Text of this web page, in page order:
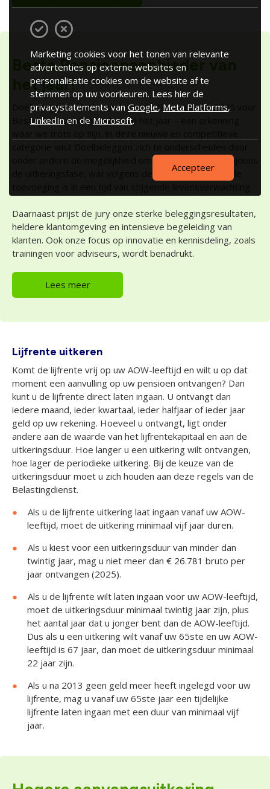
Beste Pensioenaanbieder van
het jaar!
Doelbeleggen is bekroond met de Gouden Stier 2025 voor
Beste Pensioenaanbieder van het jaar – een erkenning
onder andere de mogelijkheid om door te beleggen tijdens
de uitkeringsfase, wat volgens de jury een waardevolle
Daarnaast prijst de jury onze sterke beleggingsresultaten,
heldere klantomgeving en intensieve begeleiding van
klanten. Ook onze focus op innovatie en kennisdeling, zoals
trainingen voor adviseurs, wordt benadrukt.
Lees meer
Lijfrente uitkeren
Komt de lijfrente vrij op uw AOW-leeftijd en wilt u op dat
moment een aanvulling op uw pensioen ontvangen? Dan
kunt u de lijfrente direct laten ingaan. U ontvangt dan
iedere maand, ieder kwartaal, ieder halfjaar of ieder jaar
geld op uw rekening. Hoeveel u ontvangt, ligt onder
andere aan de waarde van het lijfrentekapitaal en aan de
uitkeringsduur. Hoe langer u een uitkering wilt ontvangen,
hoe lager de periodieke uitkering. Bij de keuze van de
uitkeringsduur moet u zich houden aan deze regels van de
Belastingdienst.
Als u de lijfrente uitkering laat ingaan vanaf uw AOW-
leeftijd, moet de uitkering minimaal vijf jaar duren.
Als u kiest voor een uitkeringsduur van minder dan
twintig jaar, mag u niet meer dan € 26.781 bruto per
jaar ontvangen (2025).
Als u de lijfrente wilt laten ingaan voor uw AOW-leeftijd,
moet de uitkeringsduur minimaal twintig jaar zijn, plus
het aantal jaar dat u jonger bent dan de AOW-leeftijd.
Dus als u een uitkering wilt vanaf uw 65ste en uw AOW-
leeftijd is 67 jaar, dan moet de uitkeringsduur minimaal
22 jaar zijn.
Als u na 2013 geen geld meer heeft ingelegd voor uw
lijfrente, mag u vanaf uw 65ste jaar een tijdelijke
lijfrente laten ingaan met een duur van minimaal vijf
jaar.
Marketing cookies voor het tonen van relevante
advertenties op externe websites en
personalisatie cookies om de website af te
stemmen op uw voorkeuren. Lees hier de
privacystatements van Google, Meta Platforms,
LinkedIn en de Microsoft.
Accepteer